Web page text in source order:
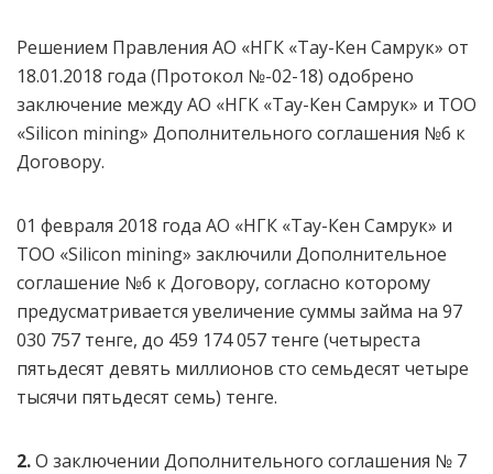
Решением Правления АО «НГК «Тау-Кен Самрук» от
18.01.2018 года (Протокол №-02-18) одобрено
заключение между АО «НГК «Тау-Кен Самрук» и ТОО
«Silicon mining» Дополнительного соглашения №6 к
Договору.
01 февраля 2018 года АО «НГК «Тау-Кен Самрук» и
ТОО «Silicon mining» заключили Дополнительное
соглашение №6 к Договору, согласно которому
предусматривается увеличение суммы займа на 97
030 757 тенге, до 459 174 057 тенге (четыреста
пятьдесят девять миллионов сто семьдесят четыре
тысячи пятьдесят семь) тенге.
2.О заключении Дополнительного соглашения № 7